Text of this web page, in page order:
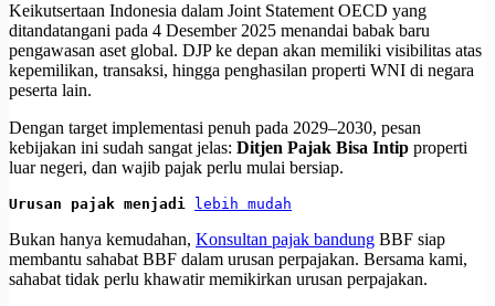
Keikutsertaan Indonesia dalam Joint Statement OECD yang
ditandatangani pada 4 Desember 2025 menandai babak baru
pengawasan aset global. DJP ke depan akan memiliki visibilitas atas
kepemilikan, transaksi, hingga penghasilan properti WNI di negara
peserta lain.
Dengan target implementasi penuh pada 2029–2030, pesan
kebijakan ini sudah sangat jelas: Ditjen Pajak Bisa Intip properti
luar negeri, dan wajib pajak perlu mulai bersiap.
Urusan pajak menjadi lebih mudah
Bukan hanya kemudahan, Konsultan pajak bandung BBF siap
membantu sahabat BBF dalam urusan perpajakan. Bersama kami,
sahabat tidak perlu khawatir memikirkan urusan perpajakan.